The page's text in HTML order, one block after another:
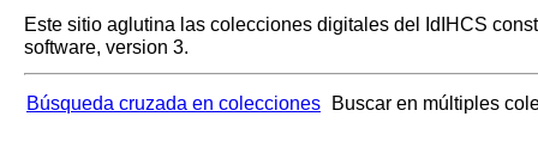
Este sitio aglutina las colecciones digitales del IdIHCS
software, version 3.
Búsqueda cruzada en colecciones Buscar en múltiples